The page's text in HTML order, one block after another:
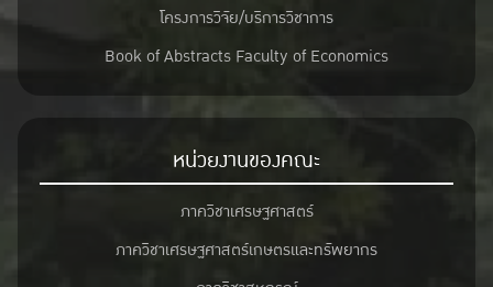
โครงการวิจัย/บริการวิชาการ
Book of Abstracts Faculty of Economics
หน่วยงานของคณะ
ภาควิชาเศรษฐศาสตร์
ภาควิชาเศรษฐศาสตร์เกษตรและทรัพยากร